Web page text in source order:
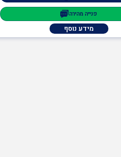
פנייה מהירה
מידע נוסף